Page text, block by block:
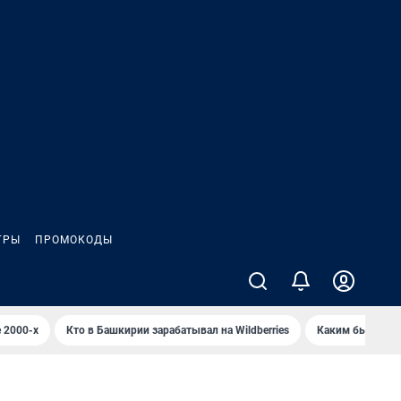
ПРОМОКОДЫ
2000-х Кто в Башкирии зарабатывал на Wildberries Каким было